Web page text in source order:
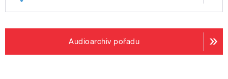
Audioarchiv pořadu